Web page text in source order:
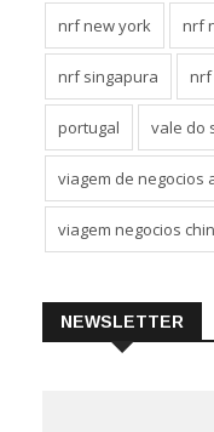
nrf new york nrf
nrf singapura nrf
portugal vale do
viagem de negocios
viagem negocios
NEWSLETTER